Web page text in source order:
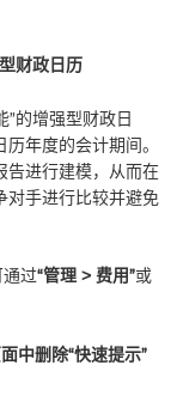
财政日历
”的增强型财政日
年度的会计期间。
告进行建模，从而在
对手进行比较并避免
过“管理 > 费用”或
中删除“快速提示”